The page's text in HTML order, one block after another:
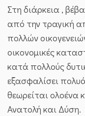
Στη διάρκεια ,
από την τραγική
πολλών
οικονομικές
κατά πολλούς
εξασφαλίσει
θεωρείται ολοένα
Ανατολή και Δύση.